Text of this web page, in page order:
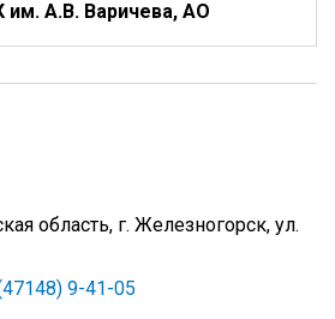
им. А.В. Варичева, АО
область, г. Железногорск, ул.
9-41-05